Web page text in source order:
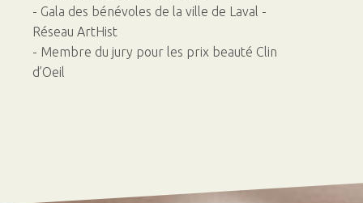
- Gala des bénévoles de la ville de Laval -
Réseau ArtHist
- Membre du jury pour les prix beauté Clin
d’Oeil